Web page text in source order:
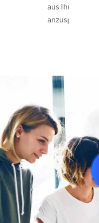
aus Ihrer Region
anzusprechen.